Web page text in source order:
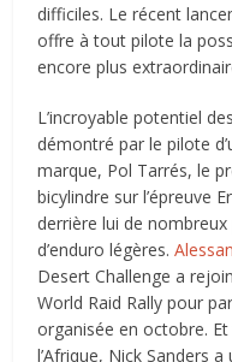
difficiles. Le récent
offre à tout pilote la
encore plus
L’incroyable potentiel
démontré par le pilote
marque, Pol Tarrés, le
bicylindre sur l’épreuve
derrière lui de
d’enduro légères.
Desert Challenge a
World Raid Rally pour
organisée en octobre.
l’Afrique, Nick Sanders